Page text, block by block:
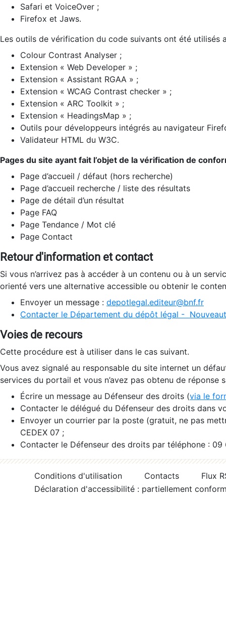
Safari et VoiceOver ;
Firefox et Jaws.
Les outils de vérification du code suivants ont été utilisés
Colour Contrast Analyser ;
Extension « Web Developer » ;
Extension « Assistant RGAA » ;
Extension « WCAG Contrast checker » ;
Extension « ARC Toolkit » ;
Extension « HeadingsMap » ;
Outils pour développeurs intégrés au navigateur
Validateur HTML du W3C.
Pages du site ayant fait l’objet de la vérification de
Page d’accueil / défaut (hors recherche)
Page d’accueil recherche / liste des résultats
Page de détail d’un résultat
Page FAQ
Page Tendance / Mot clé
Page Contact
Retour d'information et contact
Si vous n’arrivez pas à accéder à un contenu ou à un
orienté vers une alternative accessible ou obtenir le
Envoyer un message : depotlegal.editeur@bnf.fr
Contacter le Département du dépôt légal -
Voies de recours
Cette procédure est à utiliser dans le cas suivant.
Vous avez signalé au responsable du site internet un
services du portail et vous n’avez pas obtenu de réponse
Écrire un message au Défenseur des droits (via le
Contacter le délégué du Défenseur des droits dans
Envoyer un courrier par la poste (gratuit, ne pas
CEDEX 07 ;
Contacter le Défenseur des droits par téléphone :
Conditions d'utilisation Contacts
Flux
Déclaration d'accessibilité : partiellement